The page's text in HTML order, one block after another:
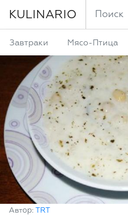
KULINARIO
Завтраки Мясо-Птица
Автор: TRT